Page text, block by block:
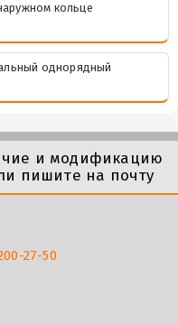
кольце
однорядный
и модификацию
пишите на почту
27-50